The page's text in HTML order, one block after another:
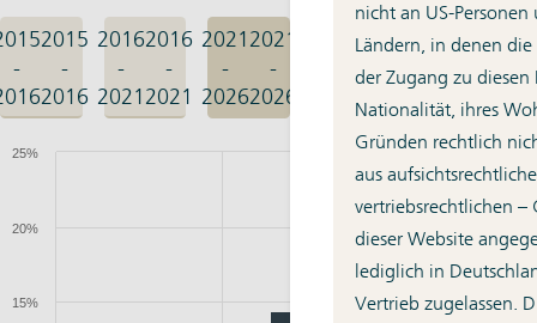
nicht an US-
Ländern, in denen
der Zugang zu
Nationalität, ihres
Gründen rechtlich
aus
vertriebsrechtlichen –
dieser Website
lediglich in
Vertrieb zugelassen.
-
2015
-
2016
2016
-
2021
2016
-
2021
2021
-
2026
2021
-
2026